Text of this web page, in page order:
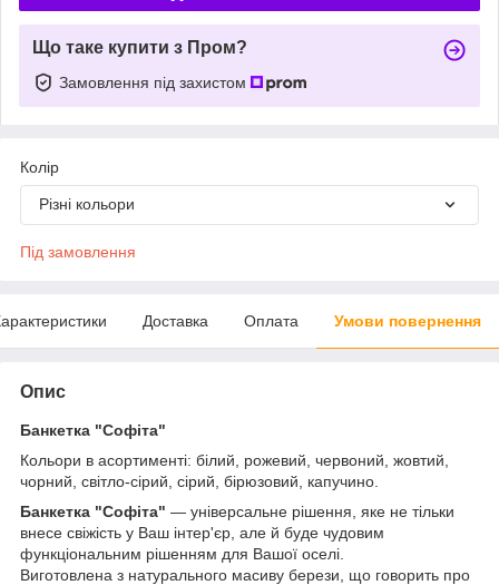
Що таке купити з Пром?
Замовлення під захистом
Колір
Різні кольори
Під замовлення
Доставка Оплата Умови повернення
Опис
Банкетка "Софіта"
Кольори в асортименті: білий, рожевий, червоний, жовтий,
чорний, світло-сірий, сірий, бірюзовий, капучино.
Банкетка "Софіта" — універсальне рішення, яке не тільки
внесе свіжість у Ваш інтер'єр, але й буде чудовим
функціональним рішенням для Вашої оселі.
Виготовлена з натурального масиву берези, що говорить про